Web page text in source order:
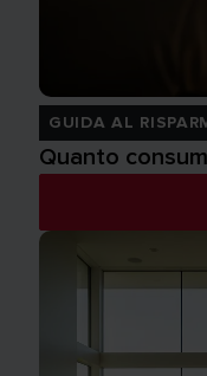
GUIDA AL
Quanto